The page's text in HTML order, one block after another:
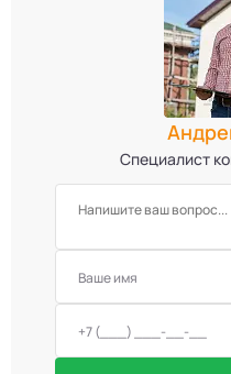
Специалист